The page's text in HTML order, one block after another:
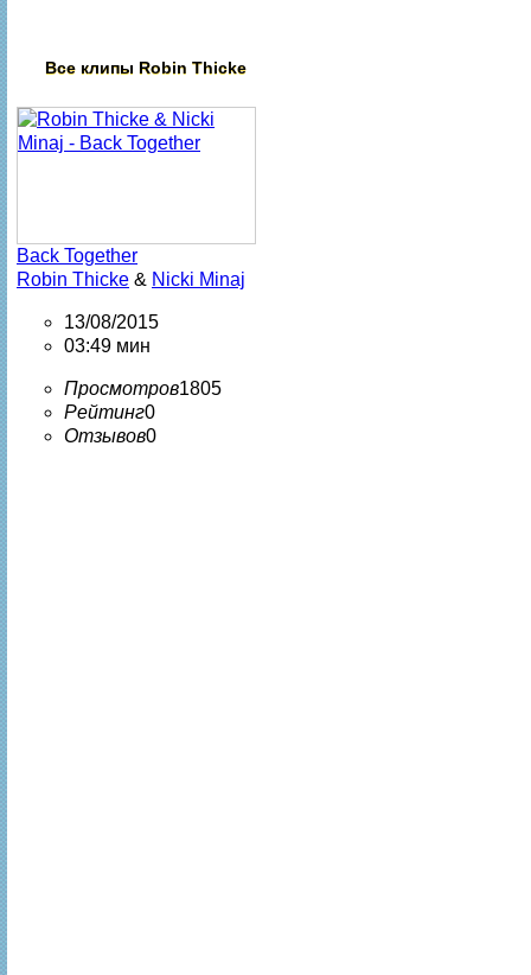
Все клипы Robin Thicke
Back Together
Robin Thicke & Nicki Minaj
13/08/2015
03:49 мин
Просмотров1805
Рейтинг0
Отзывов0